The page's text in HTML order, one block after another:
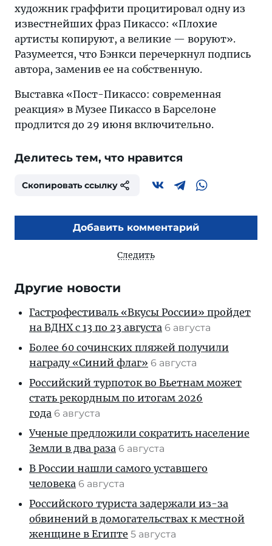
художник граффити процитировал одну из
известнейших фраз Пикассо: «Плохие
артисты копируют, а великие — воруют».
Разумеется, что Бэнкси перечеркнул подпись
автора, заменив ее на собственную.
Выставка «Пост-Пикассо: современная
реакция» в Музее Пикассо в Барселоне
продлится до 29 июня включительно.
Делитесь тем, что нравится
Скопировать ссылку
Добавить комментарий
Следить
Другие новости
Гастрофестиваль «Вкусы России» пройдет
на ВДНХ с 13 по 23 августа 6 августа
Более 60 сочинских пляжей получили
награду «Синий флаг» 6 августа
Российский турпоток во Вьетнам может
стать рекордным по итогам 2026
года 6 августа
Ученые предложили сократить население
Земли в два раза 6 августа
В России нашли самого уставшего
человека 6 августа
Российского туриста задержали из-за
обвинений в домогательствах к местной
женщине в Египте 5 августа